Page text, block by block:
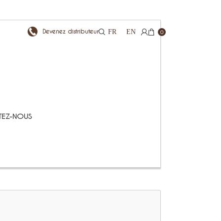
Devenez distributeur FR EN 0
NOUS